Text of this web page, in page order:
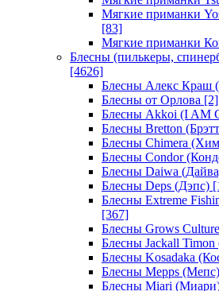
Мягкие приманки
[83]
Мягкие приманки
Блесны (пилькеры,
[4626]
Блесны Алекс Краш
Блесны от Орлова [2]
Блесны Akkoi (I AM
Блесны Bretton
Блесны Chimera
Блесны Condor
Блесны Daiwa
Блесны Deps (Дэпс)
Блесны Extreme
[367]
Блесны Grows
Блесны Jackall
Блесны Kosadaka
Блесны Mepps (Мепс)
Блесны Miari